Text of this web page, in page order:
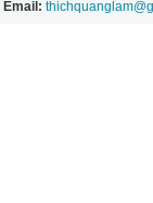
Email: